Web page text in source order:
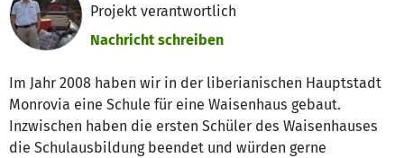
Projekt verantwortlich
Nachricht schreiben
Im Jahr 2008 haben wir in der liberianischen Hauptstadt
Monrovia eine Schule für eine Waisenhaus gebaut.
Inzwischen haben die ersten Schüler des Waisenhauses
die Schulausbildung beendet und würden gerne